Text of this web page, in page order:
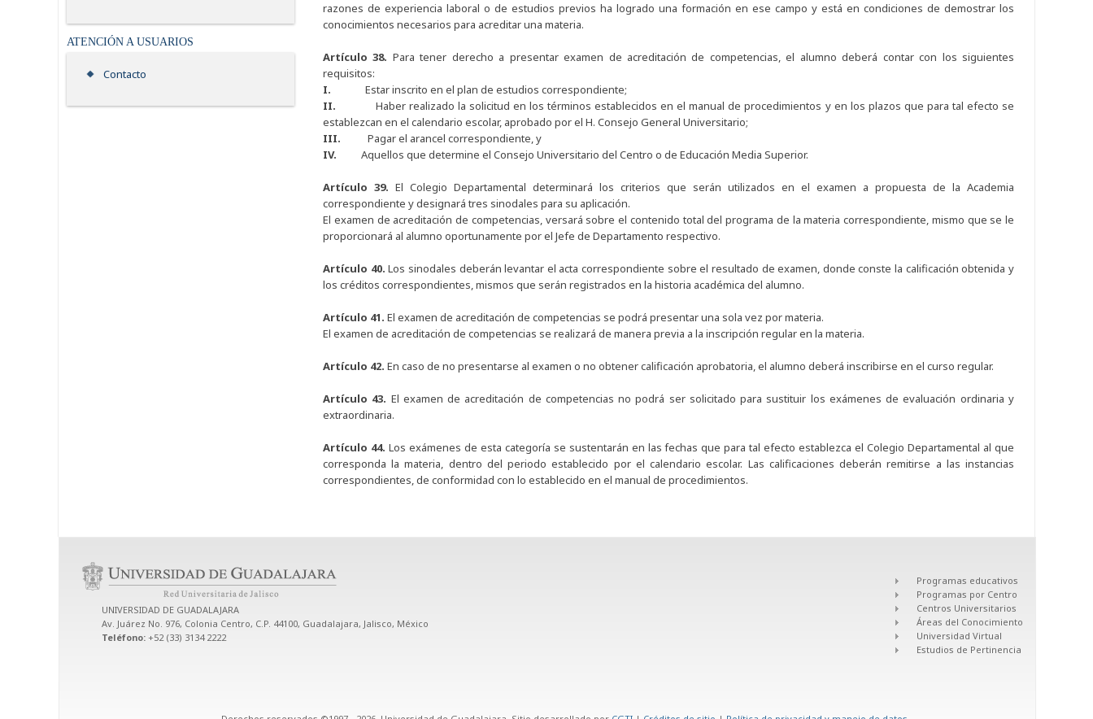
ATENCIÓN A USUARIOS
Contacto
razones de experiencia laboral o de estudios previos ha logrado una formación en ese campo y está en condiciones de demostrar los
conocimientos necesarios para acreditar una materia.
Artículo 38. Para tener derecho a presentar examen de acreditación de competencias, el alumno deberá contar con los siguientes
requisitos:
I. Estar inscrito en el plan de estudios correspondiente;
II. Haber realizado la solicitud en los términos establecidos en el manual de procedimientos y en los plazos que para tal efecto se
establezcan en el calendario escolar, aprobado por el H. Consejo General Universitario;
III. Pagar el arancel correspondiente, y
IV. Aquellos que determine el Consejo Universitario del Centro o de Educación Media Superior.
Artículo 39. El Colegio Departamental determinará los criterios que serán utilizados en el examen a propuesta de la Academia
correspondiente y designará tres sinodales para su aplicación.
El examen de acreditación de competencias, versará sobre el contenido total del programa de la materia correspondiente, mismo que se le
proporcionará al alumno oportunamente por el Jefe de Departamento respectivo.
Artículo 40.Los sinodales deberán levantar el acta correspondiente sobre el resultado de examen, donde conste la calificación obtenida y
los créditos correspondientes, mismos que serán registrados en la historia académica del alumno.
Artículo 41. El examen de acreditación de competencias se podrá presentar una sola vez por materia.
El examen de acreditación de competencias se realizará de manera previa a la inscripción regular en la materia.
Artículo 42. En caso de no presentarse al examen o no obtener calificación aprobatoria, el alumno deberá inscribirse en el curso regular.
Artículo 43. El examen de acreditación de competencias no podrá ser solicitado para sustituir los exámenes de evaluación ordinaria y
extraordinaria.
Artículo 44. Los exámenes de esta categoría se sustentarán en las fechas que para tal efecto establezca el Colegio Departamental al que
corresponda la materia, dentro del periodo establecido por el calendario escolar. Las calificaciones deberán remitirse a las instancias
correspondientes, de conformidad con lo establecido en el manual de procedimientos.
UNIVERSIDAD DE GUADALAJARA
Av. Juárez No. 976, Colonia Centro, C.P. 44100, Guadalajara, Jalisco, México
Teléfono: +52 (33) 3134 2222
Programas educativos
Programas por Centro
Centros Universitarios
Áreas del Conocimiento
Universidad Virtual
Estudios de Pertinencia